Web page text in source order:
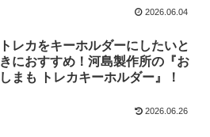
2026.06.04
トレカをキーホルダーにしたいと
きにおすすめ！河島製作所の『お
しまも トレカキーホルダー』！
2026.06.26